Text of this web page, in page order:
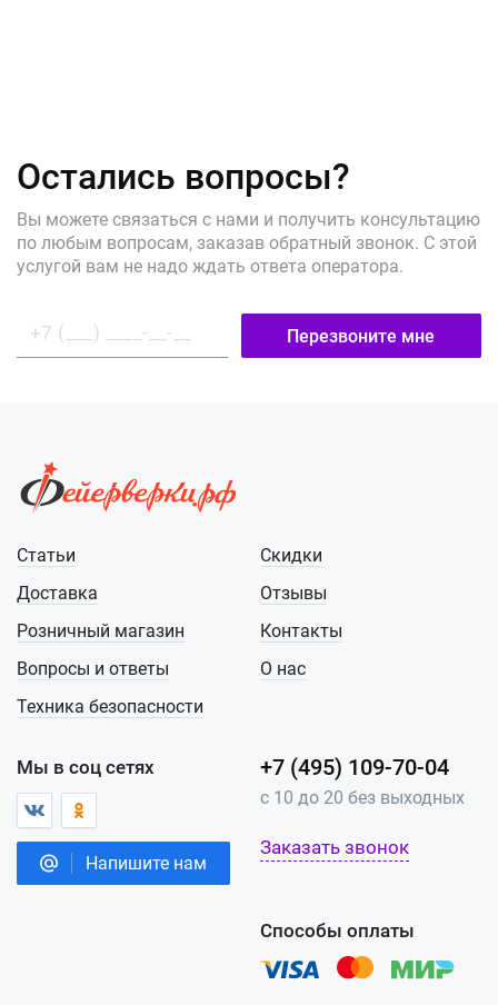
Остались вопросы?
Вы можете связаться с нами и получить консультацию
по любым вопросам, заказав обратный звонок. С этой
услугой вам не надо ждать ответа оператора.
Перезвоните мне
Статьи
Доставка
Розничный магазин
Вопросы и ответы
Техника безопасности
Скидки
Отзывы
Контакты
О нас
Мы в соц сетях
Напишите нам
+7 (495) 109-70-04
с 10 до 20 без выходных
Заказать звонок
Способы оплаты